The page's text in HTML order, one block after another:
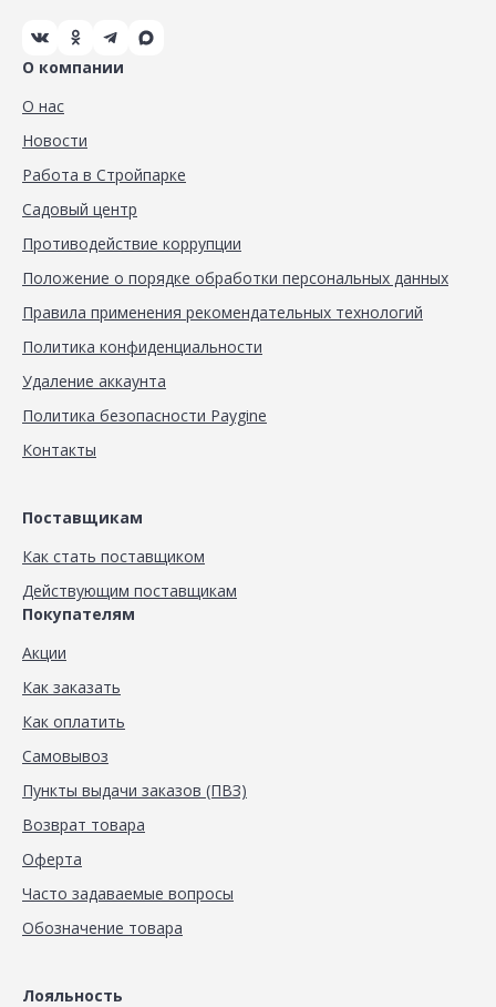
О компании
О нас
Новости
Работа в Стройпарке
Садовый центр
Противодействие коррупции
Положение о порядке обработки персональных данных
Правила применения рекомендательных технологий
Политика конфиденциальности
Удаление аккаунта
Политика безопасности Paygine
Контакты
Поставщикам
Как стать поставщиком
Действующим поставщикам
Покупателям
Акции
Как заказать
Как оплатить
Самовывоз
Пункты выдачи заказов (ПВЗ)
Возврат товара
Оферта
Часто задаваемые вопросы
Обозначение товара
Лояльность